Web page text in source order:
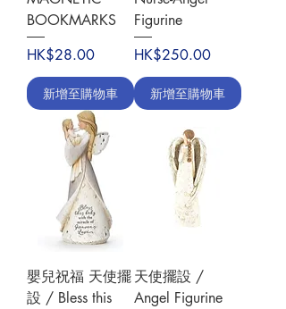
BOOKMARKS
價格
HK$28.00
新增至購物車
Figurine
價格
HK$250.00
新增至購物車
嬰兒祝福 天使擺
設 / Bless this
天使擺設 /
Angel Figurine